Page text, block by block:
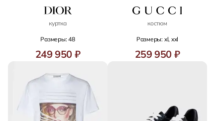
куртка
Размеры: 48
249 950 ₽
костюм
Размеры: xl, xxl
259 950 ₽